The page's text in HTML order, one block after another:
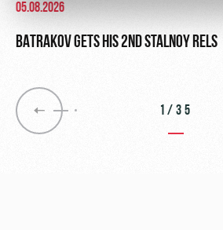
05.08.2026
BATRAKOV GETS HIS 2ND STALNOY RELS
1/35